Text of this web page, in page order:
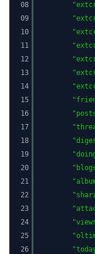
08
09
10
11
12
13
14
15
16
17
18
19
20
21
22
23
24
25
26